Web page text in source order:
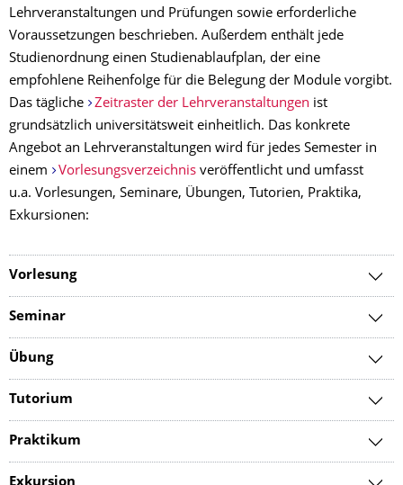
Lehrveranstaltungen und Prüfungen sowie erforderliche
Voraussetzungen beschrieben. Außerdem enthält jede
Studienordnung einen Studienablaufplan, der eine
empfohlene Reihenfolge für die Belegung der Module vorgibt.
Das tägliche
Zeitraster der Lehrveranstaltungen ist
grundsätzlich universitätsweit einheitlich. Das konkrete
Angebot an Lehrveranstaltungen wird für jedes Semester in
einem
Vorlesungsverzeichnis veröffentlicht und umfasst
u.a. Vorlesungen, Seminare, Übungen, Tutorien, Praktika,
Exkursionen:
Vorlesung
Seminar
Übung
Tutorium
Praktikum